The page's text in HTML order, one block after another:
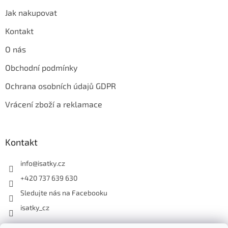
Jak nakupovat
Kontakt
O nás
Obchodní podmínky
Ochrana osobních údajů GDPR
Vrácení zboží a reklamace
Kontakt
info@isatky.cz
+420 737 639 630
Sledujte nás na Facebooku
isatky_cz